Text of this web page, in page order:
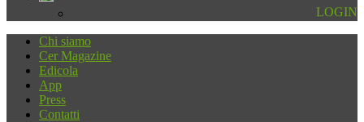
LOGIN
Chi siamo
Cer Magazine
Edicola
App
Press
Contatti